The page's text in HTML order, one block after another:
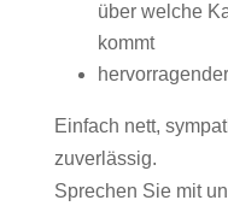
über welche
kommt
Einfach nett,
zuverlässig.
Sprechen Sie mit